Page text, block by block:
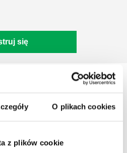
O plikach cookies
z plików cookie
się